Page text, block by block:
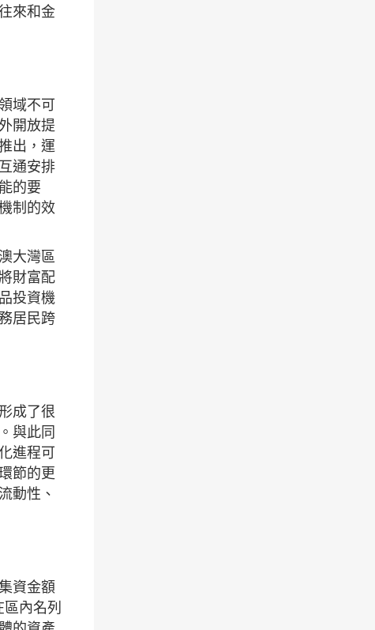
來和金
域不可
開放提
出，運
通安排
的要
制的效
大灣區
財富配
投資機
居民跨
成了很
與此同
進程可
節的更
動性、
資金額
內名列